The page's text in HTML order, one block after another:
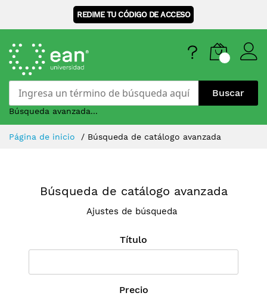
REDIME TU CÓDIGO DE ACCESO
Buscar
Búsqueda avanzada...
Skip
Página de inicio Búsqueda de catálogo avanzada
Búsqueda de catálogo avanzada
Ajustes de búsqueda
Título
Precio